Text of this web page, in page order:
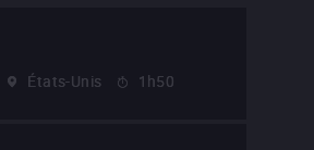
États-Unis 1h50